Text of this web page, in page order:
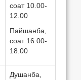
соат 10.00-
12.00
Пайшанба,
соат 16.00-
18.00
Душанба,